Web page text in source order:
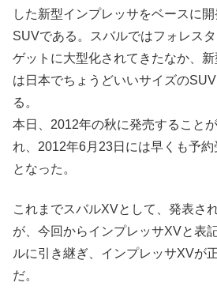
した新型インプレッサをベースに
SUVである。スバルではフォレス
ゲットに大型化されてきたなか、
は日本でちょうどいいサイズの
る。
本日、2012年の秋に発売すること
れ、2012年6月23日には早くも予
となった。
これまでスバルXVとして、発表さ
が、今回からインプレッサXVと表
ルに引き継ぎ、インプレッサXVが
だ。